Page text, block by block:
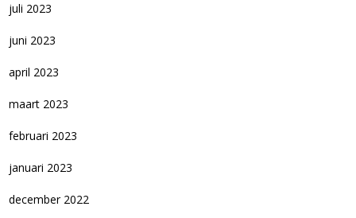
juli 2023
juni 2023
april 2023
maart 2023
februari 2023
januari 2023
december 2022